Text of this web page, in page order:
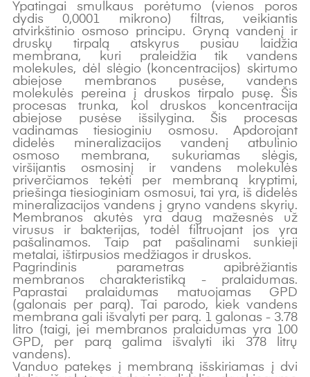
Ypatingai smulkaus porėtumo (vienos poros
dydis 0,0001 mikrono) filtras, veikiantis
atvirkštinio osmoso principu. Gryną vandenį ir
druskų tirpalą atskyrus pusiau laidžia
membrana, kuri praleidžia tik vandens
molekules, dėl slėgio (koncentracijos) skirtumo
abiejose membranos pusėse, vandens
molekulės pereina į druskos tirpalo pusę. Šis
procesas trunka, kol druskos koncentracija
abiejose pusėse išsilygina. Šis procesas
vadinamas tiesioginiu osmosu. Apdorojant
didelės mineralizacijos vandenį atbulinio
osmoso membrana, sukuriamas slėgis,
viršijantis osmosinį ir vandens molekulės
priverčiamos tekėti per membraną kryptimi,
priešinga tiesioginiam osmosui, tai yra, iš didelės
mineralizacijos vandens į gryno vandens skyrių.
Membranos akutės yra daug mažesnės už
virusus ir bakterijas, todėl filtruojant jos yra
pašalinamos. Taip pat pašalinami sunkieji
metalai, ištirpusios medžiagos ir druskos.
Pagrindinis parametras apibrėžiantis
membranos charakteristiką - pralaidumas.
Paprastai pralaidumas matuojamas GPD
(galonais per parą). Tai parodo, kiek vandens
membrana gali išvalyti per parą. 1 galonas - 3.78
litro (taigi, jei membranos pralaidumas yra 100
GPD, per parą galima išvalyti iki 378 litrų
vandens).
Vanduo patekęs į membraną išskiriamas į dvi